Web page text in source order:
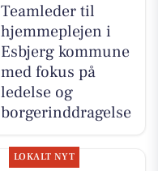
Teamleder til
hjemmeplejen i
Esbjerg kommune
med fokus på
ledelse og
borgerinddragelse
LOKALT NYT